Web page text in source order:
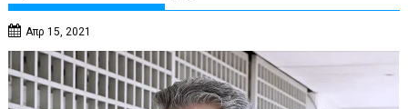
Απρ 15, 2021